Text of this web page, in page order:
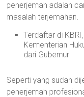
penerjemah adalah
masalah terjemahan.
Terdaftar di
Kementerian
dari Gubernur
Seperti yang sudah
penerjemah